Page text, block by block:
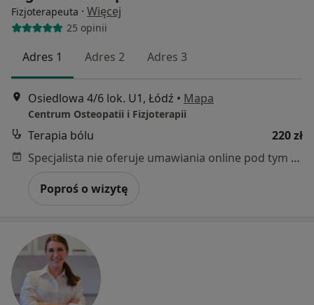
Fizjoterapeuta · Więcej
25 opinii
Adres 1 Adres 2 Adres 3
Osiedlowa 4/6 lok. U1, Łódź • Mapa
Centrum Osteopatii i Fizjoterapii
Terapia bólu
220 zł
Specjalista nie oferuje umawiania online pod tym adresem.
Poproś o wizytę